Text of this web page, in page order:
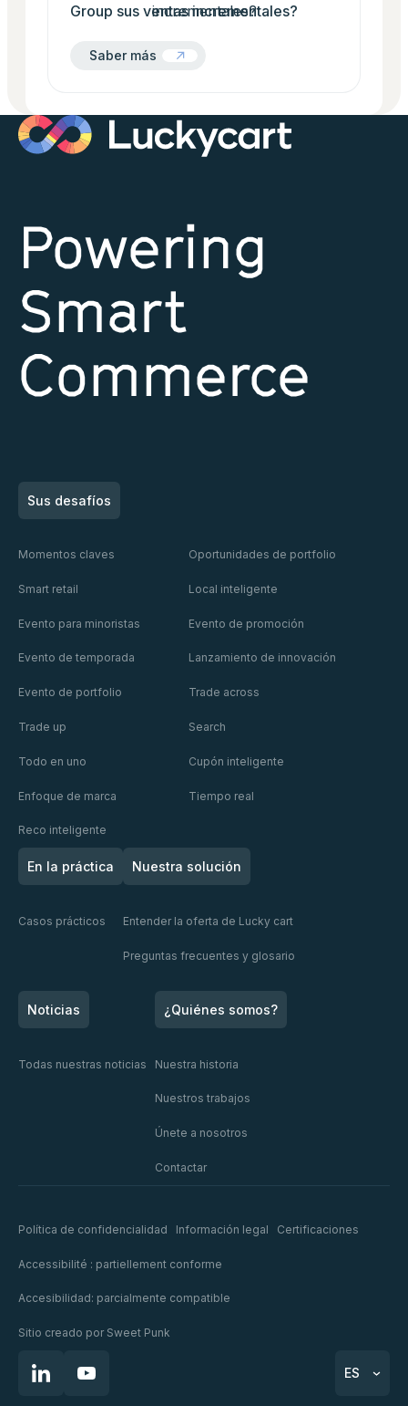
Group sus ventas incrementales?
Saber más
Saber más
Powering
Smart
Commerce
Sus desafíos
Momentos claves Oportunidades de portfolio
Smart retail Local inteligente
Evento para minoristas Evento de promoción
Evento de temporada Lanzamiento de innovación
Evento de portfolio Trade across
Trade up Search
Todo en uno Cupón inteligente
Enfoque de marca Tiempo real
Reco inteligente
En la práctica
Casos prácticos
Nuestra solución
Entender la oferta de Lucky cart
Preguntas frecuentes y glosario
Noticias
Todas nuestras noticias
¿Quiénes somos?
Nuestra historia
Nuestros trabajos
Únete a nosotros
Contactar
Política de confidencialidad Información legal Certificaciones
Accessibilité : partiellement conforme
Accesibilidad: parcialmente compatible
Sitio creado por Sweet Punk
ES